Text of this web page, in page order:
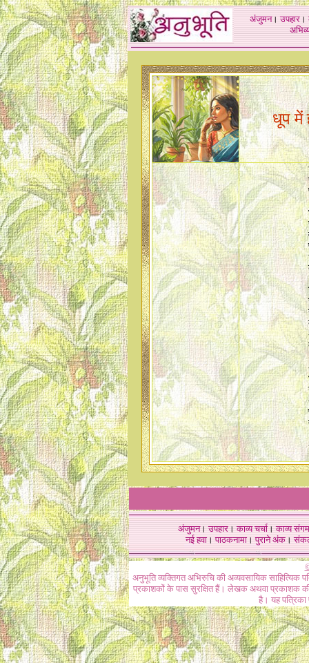
अंजुमन।उपहार।
धूप में
अंजुमन।उपहार।काव्य चर्चा।काव्य संगम
नई हवा। पाठकनामा। पुराने अंक।
अनुभूति व्यक्तिगत अभिरुचि की अव्यवसायिक
प्रकाशकों के पास सुरक्षित हैं। लेखक अथवा प्रकाशक की
है। यह पत्रिका